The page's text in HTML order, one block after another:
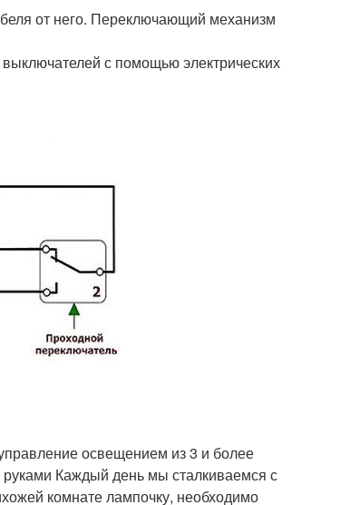
от него. Переключающий механизм
с помощью электрических
освещением из 3 и более
Каждый день мы сталкиваемся с
комнате лампочку, необходимо